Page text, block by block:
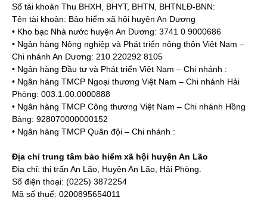
Số tài khoản Thu BHXH, BHYT, BHTN, BHTNLĐ-BNN:
Tên tài khoản: Bảo hiểm xã hội huyện An Dương
• Kho bạc Nhà nước huyện An Dương: 3741 0 9000686
• Ngân hàng Nông nghiệp và Phát triển nông thôn Việt Nam –
Chi nhánh An Dương: 210 220292 8105
• Ngân hàng Đầu tư và Phát triển Việt Nam – Chi nhánh :
• Ngân hàng TMCP Ngoại thương Việt Nam – Chi nhánh Hải
Phòng: 003.1.00.0000888
• Ngân hàng TMCP Công thương Việt Nam – Chi nhánh Hồng
Bàng: 928070000000152
• Ngân hàng TMCP Quân đội – Chi nhánh :
Địa chỉ trung tâm bảo hiểm xã hội huyện An Lão
Địa chỉ: thị trấn An Lão, Huyện An Lão, Hải Phòng.
Số điện thoại: (0225) 3872254
Mã số thuế: 0200895654011